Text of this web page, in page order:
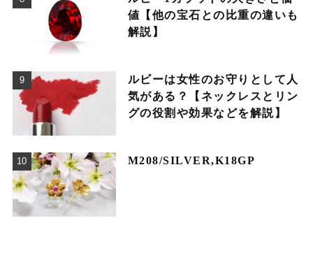
値【他の宝石との比重の違いも
解説】
ルビーは女性のお守りとして人
気がある？【ネックレスとリン
グの役割や効果などを解説】
M208/SILVER,K18GP